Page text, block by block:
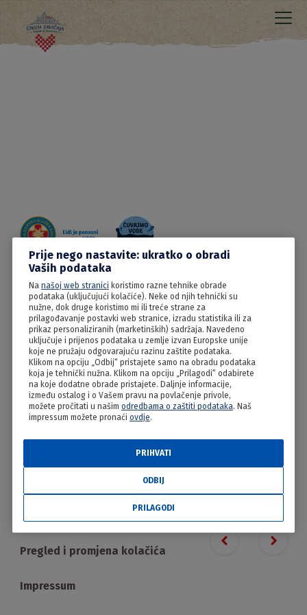
10.06.2022
Punjena kokica
Previous slide
Next
Pregled i promjena kolačića
Impressum
Prije nego nastavite: ukratko o obradi
Vaših podataka
Na našoj web stranici koristimo razne tehnike obrade
podataka (uključujući kolačiće). Neke od njih tehnički su
nužne, dok druge koristimo mi ili treće strane za
prilagođavanje postavki web stranice, izradu statistika ili za
prikaz personaliziranih (marketinških) sadržaja. Navedeno
uključuje i prijenos podataka u zemlje izvan Europske unije
koje ne pružaju odgovarajuću razinu zaštite podataka.
Klikom na opciju „Odbij“ pristajete samo na obradu podataka
koja je tehnički nužna. Klikom na opciju „Prilagodi“ odabirete
na koje dodatne obrade pristajete. Daljnje informacije,
između ostalog i o Vašem pravu na povlačenje privole,
možete pročitati u našim odredbama o zaštiti podataka. Naš
impressum možete pronaći ovdje.
ODBIJ
PRIHVATI
PRILAGODI